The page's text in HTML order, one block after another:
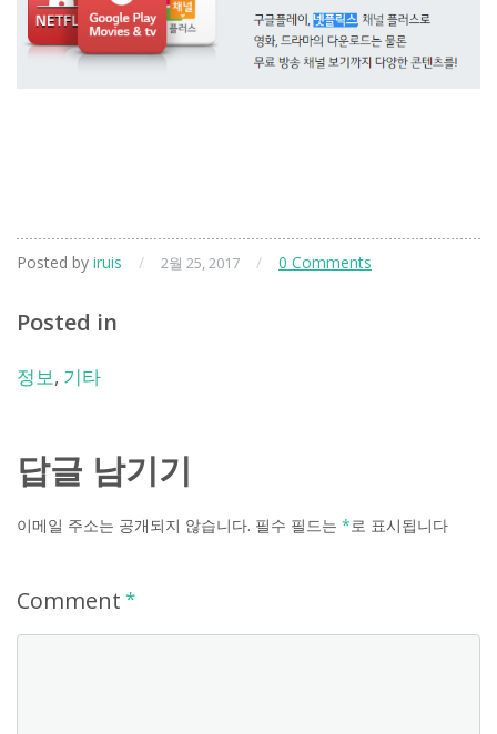
Posted by iruis / 2월 25, 2017 / 0 Comments
Posted in
정보, 기타
답글 남기기
이메일 주소는 공개되지 않습니다. 필수 필드는 *로 표시됩니다
Comment *